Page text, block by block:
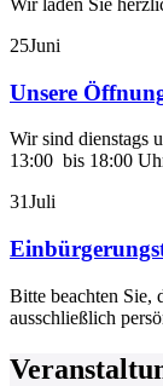
Wir laden Sie
25Juni
Unsere
Wir sind dienstags
13:00 bis 18:00
31Juli
Bitte beachten Sie,
ausschließlich